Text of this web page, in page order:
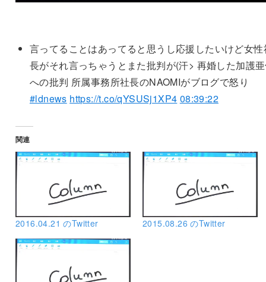
言ってることはあってると思うし応援したいけど女性
長がそれ言っちゃうとまた批判が(汗> 再婚した加護
への批判 所属事務所社長のNAOMIがブログで怒り
#ldnews https://t.co/qYSUSj1XP4 08:39:22
関連
2016.04.21 のTwitter 2015.08.26 のTwitter